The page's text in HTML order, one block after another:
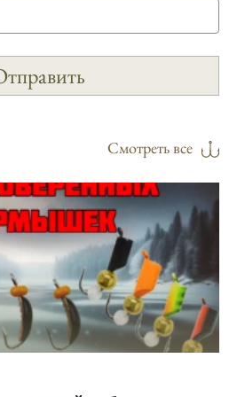
луны, что делает его
знаю, когда лучше всего
клева помогает мне
дни для рыбалки в
можно получить прогноз
сутки.
факторы влияют на
и как их учитывать в
Смотреть все